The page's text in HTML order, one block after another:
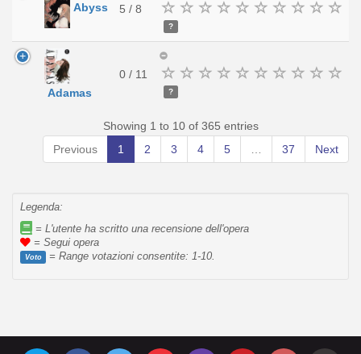
Abyss 5 / 8
?
Adamas
0 / 11
?
Showing 1 to 10 of 365 entries
Previous
1 2 3 4 5 … 37 Next
Legenda:
= L'utente ha scritto una recensione dell'opera
= Segui opera
Voto = Range votazioni consentite: 1-10.